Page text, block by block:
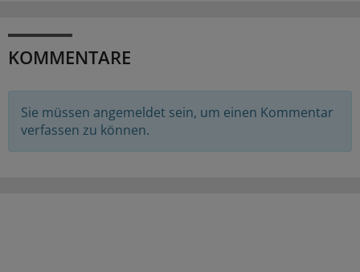
KOMMENTARE
Sie müssen angemeldet sein, um einen Kommentar
verfassen zu können.